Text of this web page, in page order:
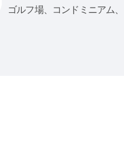
ゴルフ場、コンドミニアム